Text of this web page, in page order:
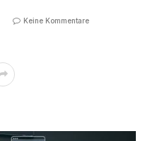
Keine Kommentare